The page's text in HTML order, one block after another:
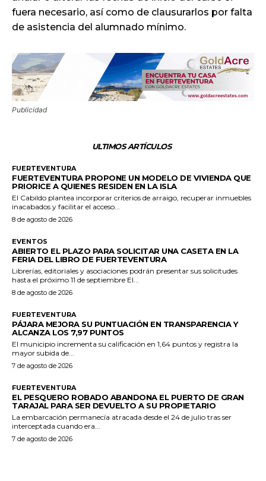
fuera necesario, así como de clausurarlos por falta
de asistencia del alumnado mínimo.
Publicidad
ULTIMOS ARTÍCULOS
FUERTEVENTURA
FUERTEVENTURA PROPONE UN MODELO DE VIVIENDA QUE
PRIORICE A QUIENES RESIDEN EN LA ISLA
El Cabildo plantea incorporar criterios de arraigo, recuperar inmuebles
inacabados y facilitar el acceso...
8 de agosto de 2026
EVENTOS
ABIERTO EL PLAZO PARA SOLICITAR UNA CASETA EN LA
FERIA DEL LIBRO DE FUERTEVENTURA
Librerías, editoriales y asociaciones podrán presentar sus solicitudes
hasta el próximo 11 de septiembre El...
8 de agosto de 2026
FUERTEVENTURA
PÁJARA MEJORA SU PUNTUACIÓN EN TRANSPARENCIA Y
ALCANZA LOS 7,97 PUNTOS
El municipio incrementa su calificación en 1,64 puntos y registra la
mayor subida de...
7 de agosto de 2026
FUERTEVENTURA
EL PESQUERO ROBADO ABANDONA EL PUERTO DE GRAN
TARAJAL PARA SER DEVUELTO A SU PROPIETARIO
La embarcación permanecía atracada desde el 24 de julio tras ser
interceptada cuando era...
7 de agosto de 2026